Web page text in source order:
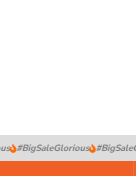
#BigSaleGlorious